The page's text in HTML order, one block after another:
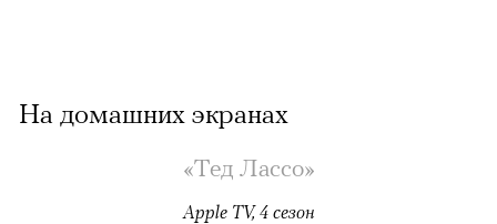
На домашних экранах
«Тед Лассо»
Apple TV, 4 сезон